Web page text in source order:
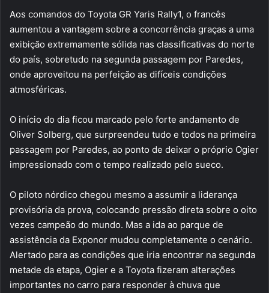
Aos comandos do Toyota GR Yaris Rally1, o francês
aumentou a vantagem sobre a concorrência graças a uma
exibição extremamente sólida nas classificativas do norte
do país, sobretudo na segunda passagem por Paredes,
onde aproveitou na perfeição as difíceis condições
atmosféricas.
O início do dia ficou marcado pelo forte andamento de
Oliver Solberg, que surpreendeu tudo e todos na primeira
passagem por Paredes, ao ponto de deixar o próprio Ogier
impressionado com o tempo realizado pelo sueco.
O piloto nórdico chegou mesmo a assumir a liderança
provisória da prova, colocando pressão direta sobre o oito
vezes campeão do mundo. Mas a ida ao parque de
assistência da Exponor mudou completamente o cenário.
Alertado para as condições que iria encontrar na segunda
metade da etapa, Ogier e a Toyota fizeram alterações
importantes no carro para responder à chuva que